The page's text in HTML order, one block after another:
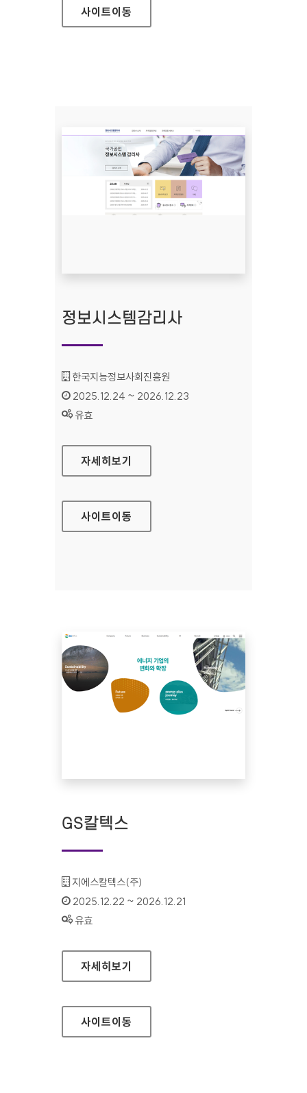
사이트이동
정보시스템감리사
기관명 :
한국지능정보사회진흥원
인증기간 :
2025.12.24 ~ 2026.12.23
상태 :
유효
정보시스템감리사
자세히보기
사이트이동
GS칼텍스
기관명 :
지에스칼텍스(주)
인증기간 :
2025.12.22 ~ 2026.12.21
상태 :
유효
GS칼텍스
자세히보기
사이트이동